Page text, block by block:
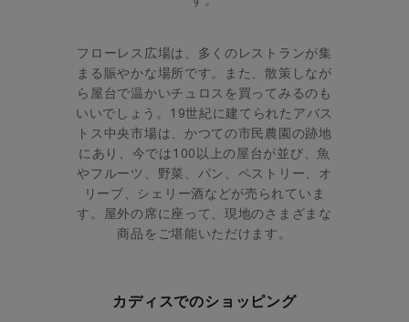
フローレス広場は、多くのレストランが集
まる賑やかな場所です。また、散策しなが
ら屋台で温かいチュロスを買ってみるのも
いいでしょう。19世紀に建てられたアバス
トス中央市場は、かつての市民農園の跡地
にあり、今では100以上の屋台が並び、魚
やフルーツ、野菜、パン、ペストリー、オ
リーブ、シェリー酒などが売られていま
す。
屋外の席に座って、現地のさまざまな
商品をご堪能いただけます。
カディスでのショッピング